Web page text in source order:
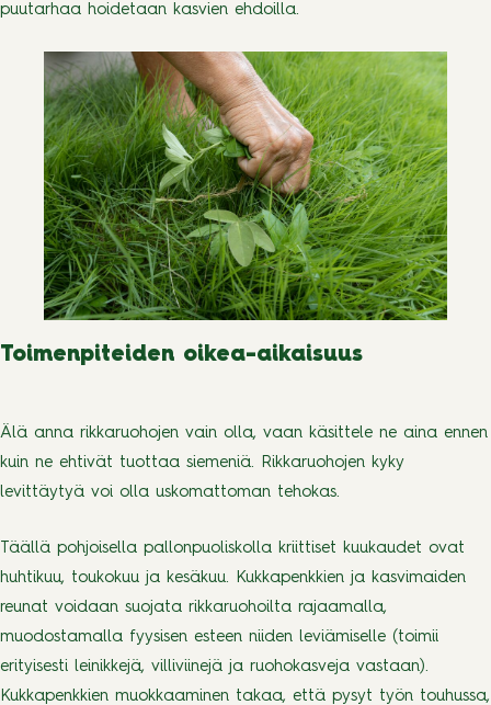
puutarhaa hoidetaan kasvien ehdoilla.
Toimenpiteiden oikea-aikaisuus
Älä anna rikkaruohojen vain olla, vaan käsittele ne aina ennen
kuin ne ehtivät tuottaa siemeniä. Rikkaruohojen kyky
levittäytyä voi olla uskomattoman tehokas.
Täällä pohjoisella pallonpuoliskolla kriittiset kuukaudet ovat
huhtikuu, toukokuu ja kesäkuu. Kukkapenkkien ja kasvimaiden
reunat voidaan suojata rikkaruohoilta rajaamalla,
muodostamalla fyysisen esteen niiden leviämiselle (toimii
erityisesti leinikkejä, villiviinejä ja ruohokasveja vastaan).
Kukkapenkkien muokkaaminen takaa, että pysyt työn touhussa,